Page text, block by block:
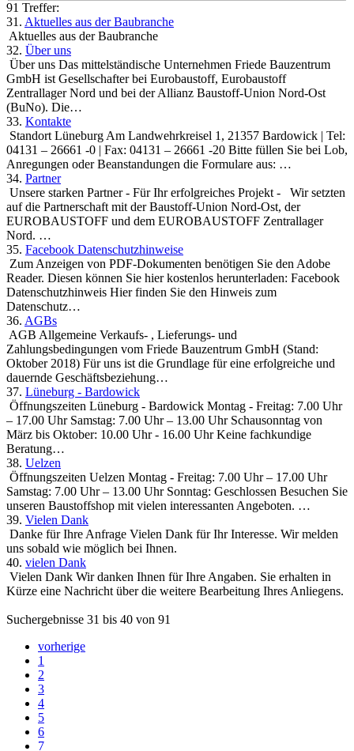
91 Treffer:
31. Aktuelles aus der Baubranche
Aktuelles aus der Baubranche
32. Über uns
Über uns Das mittelständische Unternehmen Friede Bauzentrum
GmbH ist Gesellschafter bei Eurobaustoff, Eurobaustoff
Zentrallager Nord und bei der Allianz Baustoff-Union Nord-Ost
(BuNo). Die…
33. Kontakte
Standort Lüneburg Am Landwehrkreisel 1, 21357 Bardowick | Tel:
04131 – 26661 -0 | Fax: 04131 – 26661 -20 Bitte füllen Sie bei Lob,
Anregungen oder Beanstandungen die Formulare aus: …
34. Partner
Unsere starken Partner - Für Ihr erfolgreiches Projekt - Wir setzten
auf die Partnerschaft mit der Baustoff-Union Nord-Ost, der
EUROBAUSTOFF und dem EUROBAUSTOFF Zentrallager
Nord. …
35. Facebook Datenschutzhinweise
Zum Anzeigen von PDF-Dokumenten benötigen Sie den Adobe
Reader. Diesen können Sie hier kostenlos herunterladen: Facebook
Datenschutzhinweis Hier finden Sie den Hinweis zum
Datenschutz…
36. AGBs
AGB Allgemeine Verkaufs- , Lieferungs- und
Zahlungsbedingungen vom Friede Bauzentrum GmbH (Stand:
Oktober 2018) Für uns ist die Grundlage für eine erfolgreiche und
dauernde Geschäftsbeziehung…
37. Lüneburg - Bardowick
Öffnungszeiten Lüneburg - Bardowick Montag - Freitag: 7.00 Uhr
– 17.00 Uhr Samstag: 7.00 Uhr – 13.00 Uhr Schausonntag von
März bis Oktober: 10.00 Uhr - 16.00 Uhr Keine fachkundige
Beratung…
38. Uelzen
Öffnungszeiten Uelzen Montag - Freitag: 7.00 Uhr – 17.00 Uhr
Samstag: 7.00 Uhr – 13.00 Uhr Sonntag: Geschlossen Besuchen Sie
unseren Baustoffshop mit vielen interessanten Angeboten. …
39. Vielen Dank
Danke für Ihre Anfrage Vielen Dank für Ihr Interesse. Wir melden
uns sobald wie möglich bei Ihnen.
40. vielen Dank
Vielen Dank Wir danken Ihnen für Ihre Angaben. Sie erhalten in
Kürze eine Nachricht über die weitere Bearbeitung Ihres Anliegens.
Suchergebnisse 31 bis 40 von 91
vorherige
1
2
3
4
5
6
7